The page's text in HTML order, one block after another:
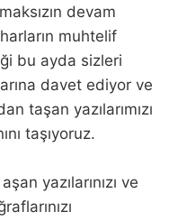
devam
muhtelif
bu ayda sizleri
davet ediyor ve
taşan yazılarımızı
taşıyoruz.
yazılarınızı ve